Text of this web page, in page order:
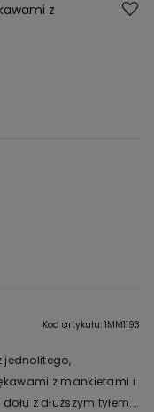
z
Kod artykułu: 1MM1193
jednolitego,
z mankietami i
z dłuższym tyłem.